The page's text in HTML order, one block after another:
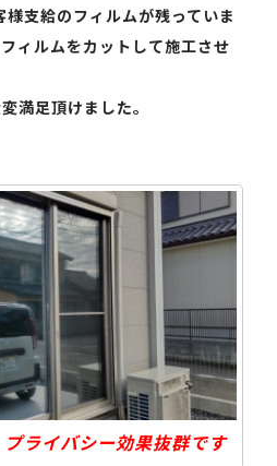
支給のフィルムが残っていま
ィルムをカットして施工させ
満足頂けました。
ライバシー効果抜群です